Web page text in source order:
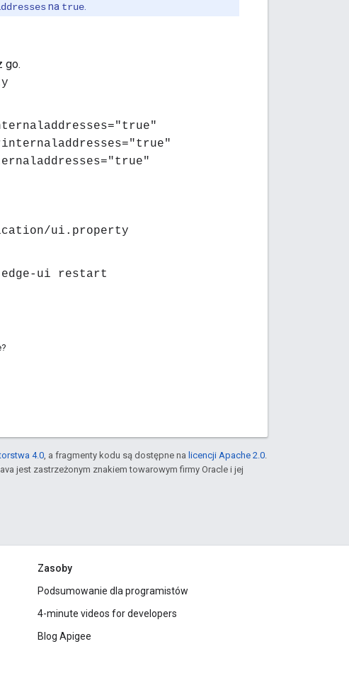
na true
go.
ui.property
ui restart
4.0, a fragmenty kodu są dostępne na licencji Apache 2.0.
jest zastrzeżonym znakiem towarowym firmy Oracle i jej
Zasoby
Podsumowanie dla programistów
4-minute videos for developers
Blog Apigee